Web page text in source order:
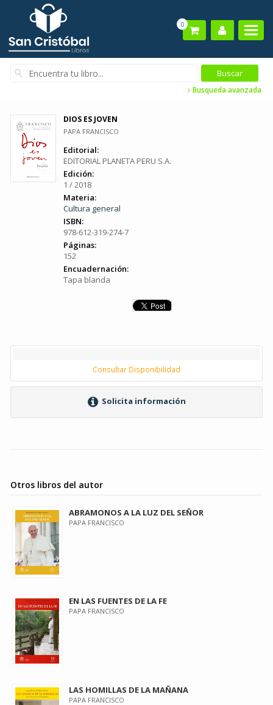
0
Busqueda avanzada
DIOS ES JOVEN
PAPA FRANCISCO
Editorial:
EDITORIAL PLANETA PERU S.A.
Edición:
1 / 2018
Materia:
Cultura general
ISBN:
978-612-319-274-7
Páginas:
152
Encuadernación:
Tapa blanda
Consultar Disponibilidad
Solicita información
Otros libros del autor
ABRAMONOS A LA LUZ DEL SEÑOR
PAPA FRANCISCO
EN LAS FUENTES DE LA FE
PAPA FRANCISCO
LAS HOMILLAS DE LA MAÑANA
PAPA FRANCISCO